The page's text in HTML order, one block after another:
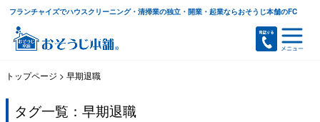
フランチャイズでハウスクリーニング・清掃業の独立・開業・起業ならおそうじ本舗のFC
トップページ >早期退職
タグ一覧：早期退職